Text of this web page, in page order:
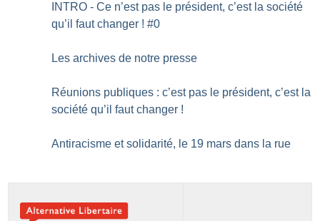
INTRO - Ce n’est pas le président, c’est la société
qu’il faut changer ! #0
Les archives de notre presse
Réunions publiques : c’est pas le président, c’est la
société qu’il faut changer !
Antiracisme et solidarité, le 19 mars dans la rue